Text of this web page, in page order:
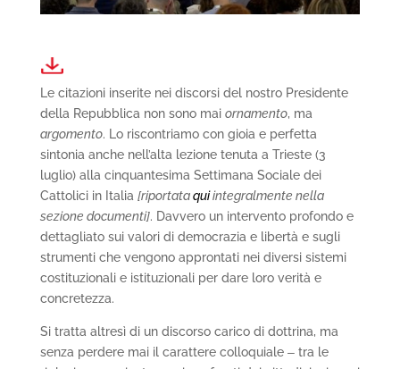
Le citazioni inserite nei discorsi del nostro Presidente
della Repubblica non sono mai ornamento, ma
argomento. Lo riscontriamo con gioia e perfetta
sintonia anche nell’alta lezione tenuta a Trieste (3
luglio) alla cinquantesima Settimana Sociale dei
Cattolici in Italia [riportataquiintegralmente nella
sezione documenti]. Davvero un intervento profondo e
dettagliato sui valori di democrazia e libertà e sugli
strumenti che vengono approntati nei diversi sistemi
costituzionali e istituzionali per dare loro verità e
concretezza.
Si tratta altresì di un discorso carico di dottrina, ma
senza perdere mai il carattere colloquiale ‒ tra le